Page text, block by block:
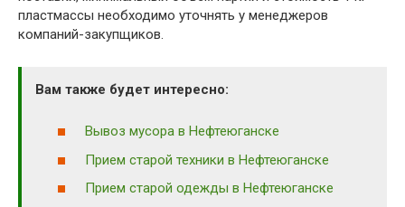
пластмассы необходимо уточнять у менеджеров
компаний-закупщиков.
Вам также будет интересно:
Вывоз мусора в Нефтеюганске
Прием старой техники в Нефтеюганске
Прием старой одежды в Нефтеюганске